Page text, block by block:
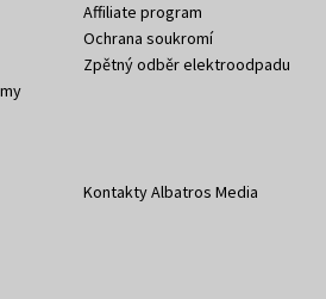
Affiliate program
Ochrana soukromí
Zpětný odběr elektroodpadu
Kontakty Albatros Media